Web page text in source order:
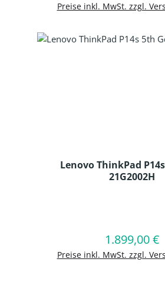
Preise inkl. MwSt. zzgl.
Lenovo ThinkPad
21G2002H
Regulärer
1.899,00 €
Preise inkl. MwSt. zzgl.
In den